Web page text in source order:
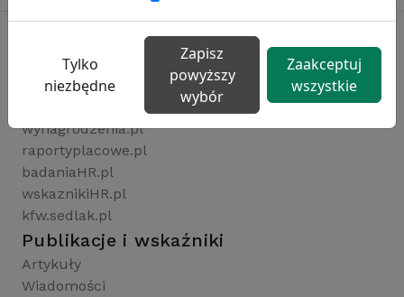
Rynekpracy.pl
wynagrodzenia.pl
raportyplacowe.pl
badaniaHR.pl
wskaznikiHR.pl
kfw.sedlak.pl
Publikacje i wskaźniki
Artykuły
Wiadomości
Tylko
niezbędne
Zapisz
powyższy
wybór
Zaakceptuj
wszystkie